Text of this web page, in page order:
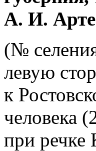
А. И.
(№
левую
к
человека
при речке